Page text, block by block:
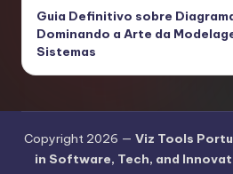
Guia Definitivo sobre
Dominando a Arte da
Sistemas
Copyright 2026 — Viz Tools
in Software, Tech, and